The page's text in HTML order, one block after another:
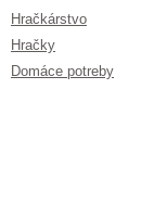
Hračkárstvo
Hračky
Domáce potreby